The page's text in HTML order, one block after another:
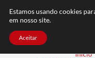
FAQ
Início
Estamos usando cookies
em nosso site.
Aceitar